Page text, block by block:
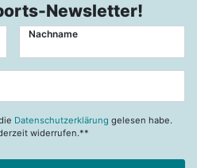
Newsletter!
Nachname
Datenschutzerklärung gelesen habe.
widerrufen.**